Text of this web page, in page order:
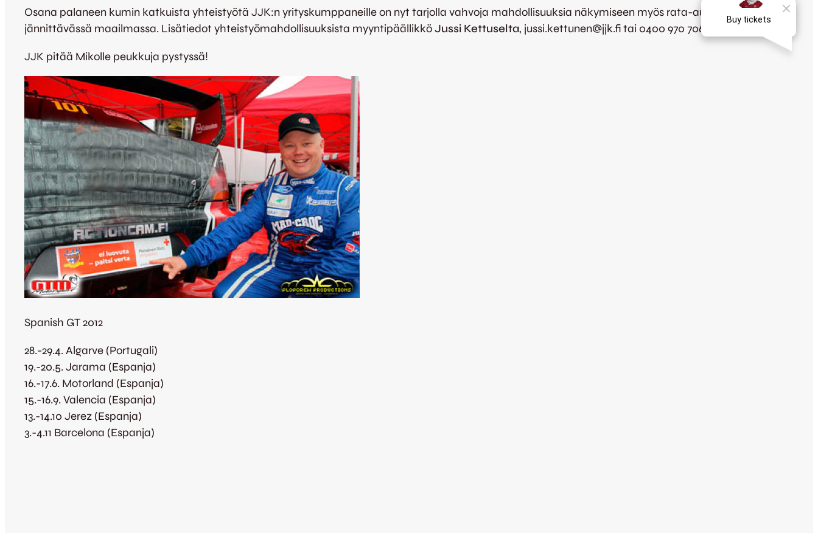
Osana palaneen kumin katkuista yhteistyötä JJK:n yrityskumppaneille on nyt tarjolla vahvoja mahdollisuuksia näkymiseen myös rata-autoilun
jännittävässä maailmassa. Lisätiedot yhteistyömahdollisuuksista myyntipäällikköJussi Kettuselta, jussi.kettunen@jjk.fi tai 0400 970 706.
JJK pitää Mikolle peukkuja pystyssä!
Spanish GT 2012
28.-29.4. Algarve (Portugali)
19.-20.5. Jarama (Espanja)
16.-17.6. Motorland (Espanja)
15.-16.9. Valencia (Espanja)
13.-14.10 Jerez (Espanja)
3.-4.11 Barcelona (Espanja)